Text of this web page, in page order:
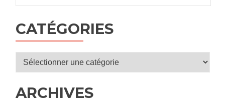
question »,
CATÉGORIES
Catégories
ARCHIVES